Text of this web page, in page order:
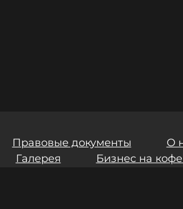
Правовые документы О
Галерея Бизнес на